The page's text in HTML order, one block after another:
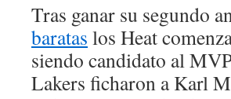
Tras ganar su segundo
baratas los Heat
siendo candidato al
Lakers ficharon a Karl